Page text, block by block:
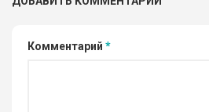
Комментарий *